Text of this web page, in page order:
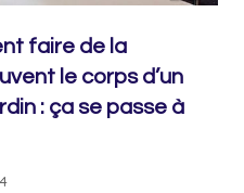
faire de la
le corps d’un
: ça se passe à